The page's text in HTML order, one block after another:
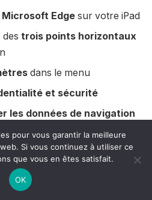
Microsoft Edge sur votre iPad
des trois points horizontaux
dans le menu
et sécurité
les données de navigation
à supprimer (Historique,
maintenant
pour vous garantir la meilleure
Si vous continuez à utiliser ce
que vous en êtes satisfait.
OK